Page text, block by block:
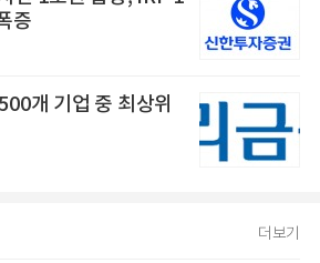
증
개 기업 중 최상위
더보기